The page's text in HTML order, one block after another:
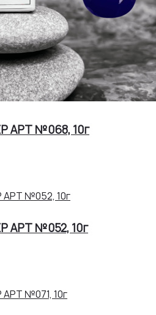
АРТ №068, 10г
АРТ №052, 10г